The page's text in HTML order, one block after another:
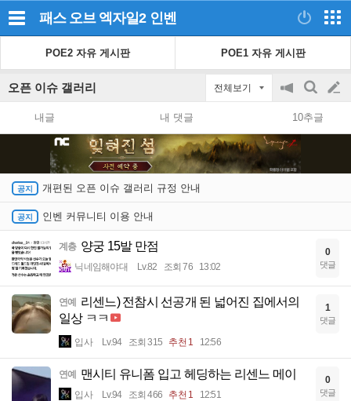
패스 오브 엑자일2 인벤
POE2 자유 게시판 POE1 자유 게시판
오픈 이슈 갤러리 전체보기
공
지
on/off
검
색
글
쓰
내글 내 댓글 10추글
개편된 오픈 이슈 갤러리 규정 안내
인벤 커뮤니티 이용 안내
계층 양궁 15발 만점
닉네임해야대 Lv.82 조회 76 13:02
0
댓글
연예
리센느) 전참시 선공개 된 넓어진 집에서의
일상 ㅋㅋ
입사 Lv.94 조회 315 추천 1 12:56
1
댓글
연예 맨시티 유니폼 입고 헤딩하는 리센느 메이
입사 Lv.94 조회 466 추천 1 12:51
0
댓글